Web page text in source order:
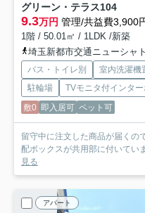
グリーン・テラス104
9.3万円 管理/共益費3,900
1階 / 50.01㎡ / 1LDK /新築
埼玉新都市交通ニューシャ
バス・トイレ別 室内洗濯機
駐輪場
TVモニタ付インター
敷0 即入居可 ペット可
留守中に注文した商品が届くの
配ボックスが共用部に付いてい
見る
アパート